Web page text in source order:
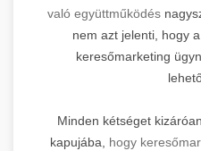
való együttműködés
nem azt jelenti, hogy
keresőmarketing
Minden kétséget
kapujába, hogy